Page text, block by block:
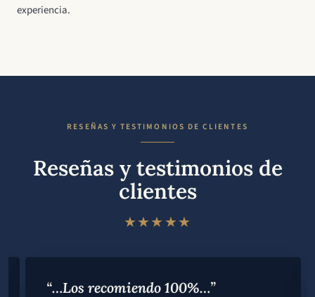
experiencia.
RESEÑAS Y TESTIMONIOS DE CLIENTES
Reseñas y testimonios de
clientes
★★★★★
“…Los recomiendo 100%…”